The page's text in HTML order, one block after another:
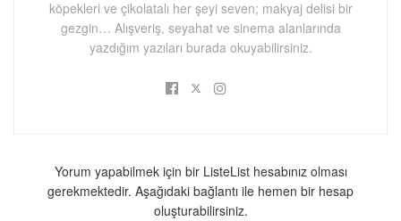
köpekleri ve çikolatalı her şeyi seven; makyaj delisi bir
gezgin… Alışveriş, seyahat ve sinema alanlarında
yazdığım yazıları burada okuyabilirsiniz.
Yorum yapabilmek için bir ListeList hesabınız olması
gerekmektedir. Aşağıdaki bağlantı ile hemen bir hesap
oluşturabilirsiniz.